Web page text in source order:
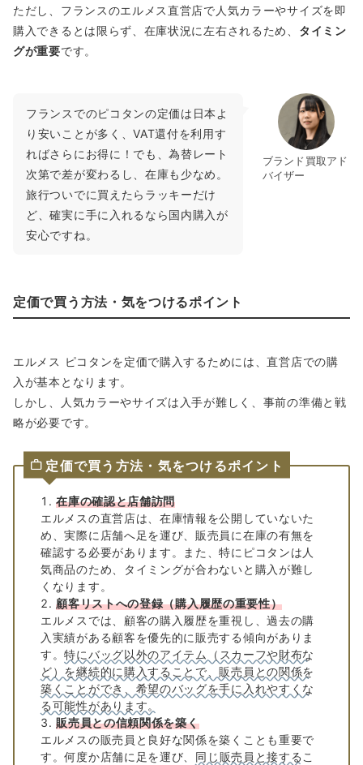
ただし、フランスのエルメス直営店で人気カラーやサイズを即
購入できるとは限らず、在庫状況に左右されるため、 タイミン
グが重要です。
ブランド買取アド
バイザー
フランスでのピコタンの定価は日本よ
り安いことが多く、VAT還付を利用す
ればさらにお得に！でも、為替レート
次第で差が変わるし、在庫も少なめ。
旅行ついでに買えたらラッキーだけ
ど、確実に手に入れるなら国内購入が
安心ですね。
定価で買う方法・気をつけるポイント
エルメス ピコタンを定価で購入するためには、直営店での購
入が基本となります。
しかし、人気カラーやサイズは入手が難しく、事前の準備と戦
略が必要です。
定価で買う方法・気をつけるポイント
在庫の確認と店舗訪問
エルメスの直営店は、在庫情報を公開していないた
め、実際に店舗へ足を運び、販売員に在庫の有無を
確認する必要があります。また、特にピコタンは人
気商品のため、タイミングが合わないと購入が難し
くなります。
顧客リストへの登録（購入履歴の重要性）
エルメスでは、顧客の購入履歴を重視し、過去の購
入実績がある顧客を優先的に販売する傾向がありま
す。特にバッグ以外のアイテム（スカーフや財布な
ど）を継続的に購入することで、販売員との関係を
築くことができ、希望のバッグを手に入れやすくな
る可能性があります。
販売員との信頼関係を築く
エルメスの販売員と良好な関係を築くことも重要で
す。何度か店舗に足を運び、 同じ販売員と接する こ